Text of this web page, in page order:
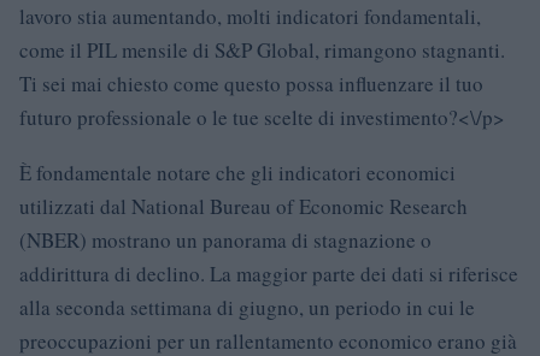
lavoro stia aumentando, molti indicatori fondamentali,
come il PIL mensile di S&P Global, rimangono stagnanti.
Ti sei mai chiesto come questo possa influenzare il tuo
futuro professionale o le tue scelte di investimento?<\/p>
È fondamentale notare che gli indicatori economici
utilizzati dal National Bureau of Economic Research
(NBER) mostrano un panorama di stagnazione o
addirittura di declino. La maggior parte dei dati si riferisce
alla seconda settimana di giugno, un periodo in cui le
preoccupazioni per un rallentamento economico erano già